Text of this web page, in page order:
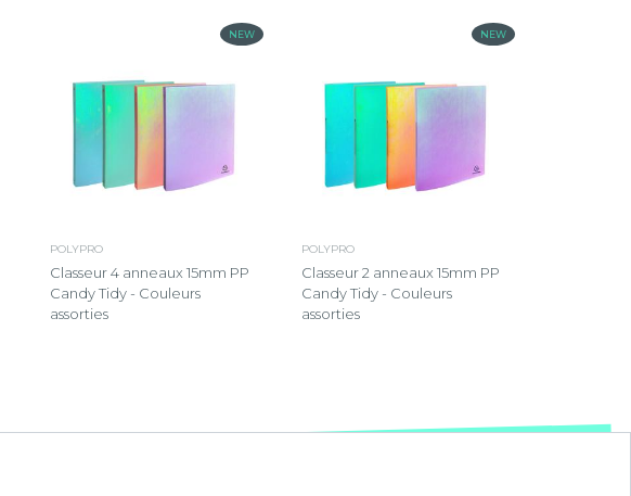
NEW
POLYPRO
Classeur 4 anneaux 15mm PP
Candy Tidy - Couleurs
assorties
NEW
POLYPRO
Classeur 2 anneaux 15mm PP
Candy Tidy - Couleurs
assorties